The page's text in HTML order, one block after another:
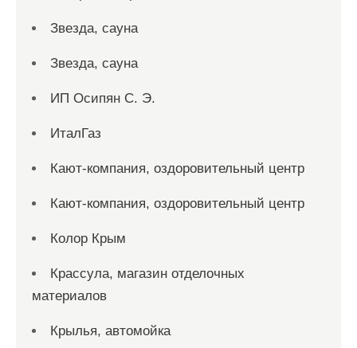
Звезда, сауна
Звезда, сауна
ИП Осипян С. Э.
ИталГаз
Кают-компания, оздоровительный центр
Кают-компания, оздоровительный центр
Колор Крым
Крассула, магазин отделочных
материалов
Крылья, автомойка